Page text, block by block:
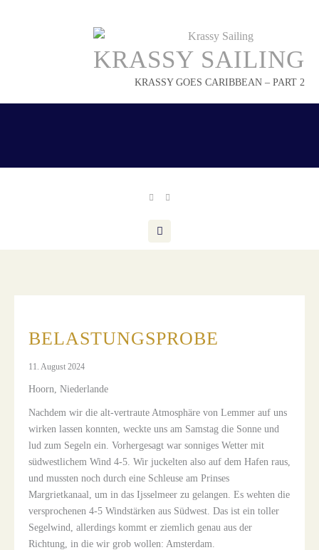
KRASSY SAILING
KRASSY GOES CARIBBEAN – PART 2
BELASTUNGSPROBE
11. August 2024
Hoorn, Niederlande
Nachdem wir die alt-vertraute Atmosphäre von Lemmer auf uns
wirken lassen konnten, weckte uns am Samstag die Sonne und
lud zum Segeln ein. Vorhergesagt war sonniges Wetter mit
südwestlichem Wind 4-5. Wir juckelten also auf dem Hafen raus,
und mussten noch durch eine Schleuse am Prinses
Margrietkanaal, um in das Ijsselmeer zu gelangen. Es wehten die
versprochenen 4-5 Windstärken aus Südwest. Das ist ein toller
Segelwind, allerdings kommt er ziemlich genau aus der
Richtung, in die wir grob wollen: Amsterdam.